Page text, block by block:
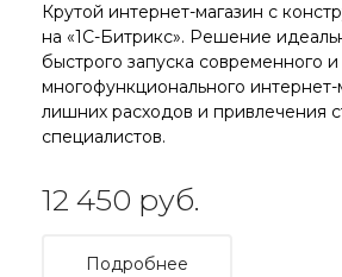
Крутой интернет-магазин с
на «1C-Битрикс». Решение
быстрого запуска современного и
многофункционального интернет-
лишних расходов и привлечения
специалистов.
12 450 руб.
Подробнее